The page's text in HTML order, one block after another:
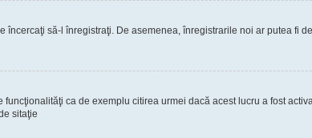
să-l înregistraţi. De asemenea, înregistrarile noi ar putea fi
ca de exemplu citirea urmei dacă acest lucru a fost
sitaţie